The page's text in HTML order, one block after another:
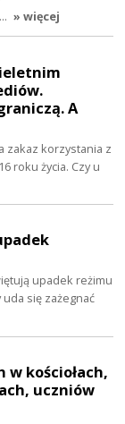
» więcej
A
zakaz korzystania z
roku życia. Czy u
upadek reżimu
uda się zażegnać
w kościołach,
uczniów